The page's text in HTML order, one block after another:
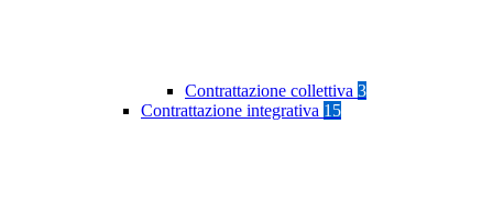
Contrattazione collettiva 3
Contrattazione integrativa 15